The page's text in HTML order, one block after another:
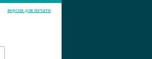
версия для печати